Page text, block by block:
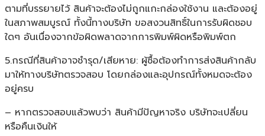
ตามที่บรรยายไว้ สินค้าจะต้องไม่ถูกแกะกล่องใช้งาน และต้องอยู่
ในสภาพสมบูรณ์ ทั้งนี้ทางบริษัท ขอสงวนสิทธิ์ในการรับผิดชอบ
ใดๆ อันเนื่องจากข้อผิดพลาดจากการพิมพ์ผิดหรือพิมพ์ตก
5.กรณีที่สินค้าอาจชำรุด/เสียหาย: ผู้ซื้อต้องทำการส่งสินค้ากลับ
มาให้ทางบริษัทตรวจสอบ โดยกล่องและอุปกรณ์ทั้งหมดจะต้อง
อยู่ครบ
– หากตรวจสอบแล้วพบว่า สินค้ามีปัญหาจริง บริษัทจะเปลี่ยน
หรือคืนเงินให้